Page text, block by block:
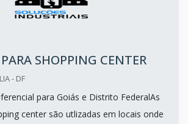
SHOPPING CENTER
- DF
para Goiás e Distrito FederalAs
center são utlizadas em locais onde